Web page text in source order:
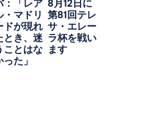
：「レア
・マドリ
ドが現れ
とき、迷
ことはな
った」
8月12日に
第81回テレ
サ・エレー
ラ杯を戦い
ます